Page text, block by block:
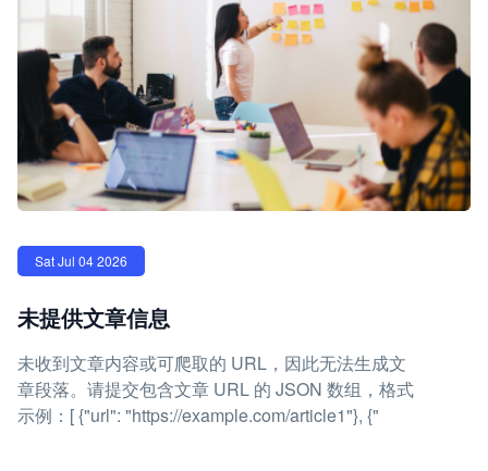
Sat Jul 04 2026
未提供文章信息
未收到文章内容或可爬取的 URL，因此无法生成文
章段落。请提交包含文章 URL 的 JSON 数组，格式
示例：[ {"url": "https://example.com/article1"}, {"